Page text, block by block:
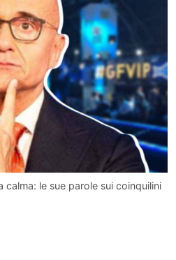
calma: le sue parole sui coinquilini